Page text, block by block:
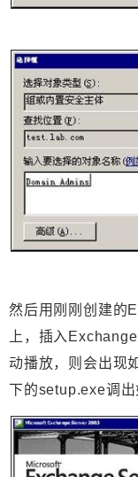
然后用刚刚创建的
上，插入
动播放，则会出现
下的setup.exe调出